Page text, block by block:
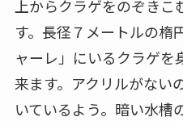
上からクラゲをのぞきこ
す。長径７メートルの楕
ャーレ」にいるクラゲを
来ます。アクリルがない
いているよう。暗い水槽